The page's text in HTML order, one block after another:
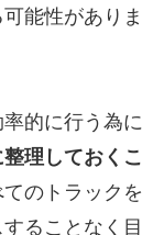
能性がありま
的に行う為に
理しておくこ
のトラックを
ることなく目